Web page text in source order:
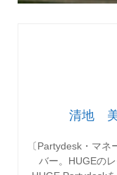
清地 美
〔Partydesk・マ
バー。HUGEの